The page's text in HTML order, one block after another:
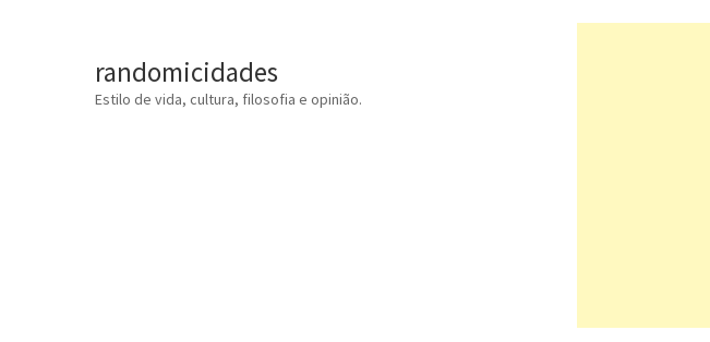
randomicidades
Estilo de vida, cultura, filosofia e opinião.